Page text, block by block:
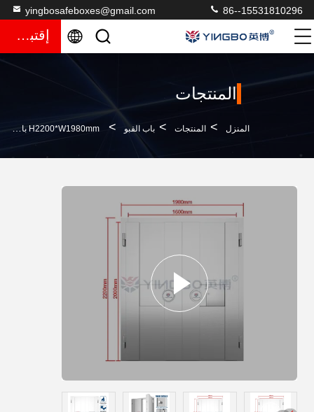
yingbosafeboxes@gmail.com 86--15531810296
إقتباس
المنتجات
المنزل > المنتجات > باب القبو > H2200*W1980mm باب قبو مضاد للحريق الأمن من الفولاذ المقاوم للصدأ للفنادق البنك التجاري باب غرفة قوية